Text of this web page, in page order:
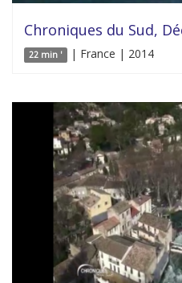
Chroniques du Sud,
22 min ' | France | 2014